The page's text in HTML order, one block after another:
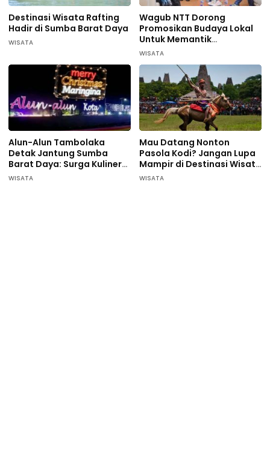
Destinasi Wisata Rafting
Hadir di Sumba Barat Daya
WISATA
Wagub NTT Dorong
Promosikan Budaya Lokal
Untuk Memantik
Wisatawan Datang di
WISATA
Alun-Alun Tambolaka
Detak Jantung Sumba
Barat Daya: Surga Kuliner
Pelaku UMKM
WISATA
Mau Datang Nonton
Pasola Kodi? Jangan Lupa
Mampir di Destinasi Wisata
ini…
WISATA